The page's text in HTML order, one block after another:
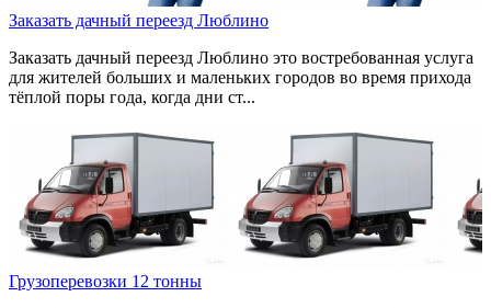
Заказать дачный переезд Люблино
Заказать дачный переезд Люблино это востребованная услуга
для жителей больших и маленьких городов во время прихода
тёплой поры года, когда дни ст...
Грузоперевозки 12 тонны